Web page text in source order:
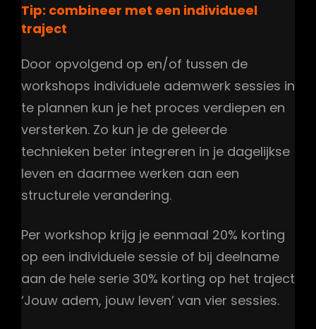
Tip: combineer met een individueel
traject
Door opvolgend op en/of tussen de
workshops individuele ademwerk sessies in
te plannen kun je het proces verdiepen en
versterken. Zo kun je de geleerde
technieken beter integreren in je dagelijkse
leven en daarmee werken aan een
structurele verandering.
Per workshop krijg je eenmaal 20% korting
op een individuele sessie of bij deelname
aan de hele serie 30% korting op het traject
‘Jouw adem, jouw leven’ van vier sessies.